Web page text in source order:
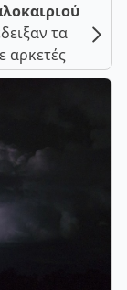
τα
αρκετές